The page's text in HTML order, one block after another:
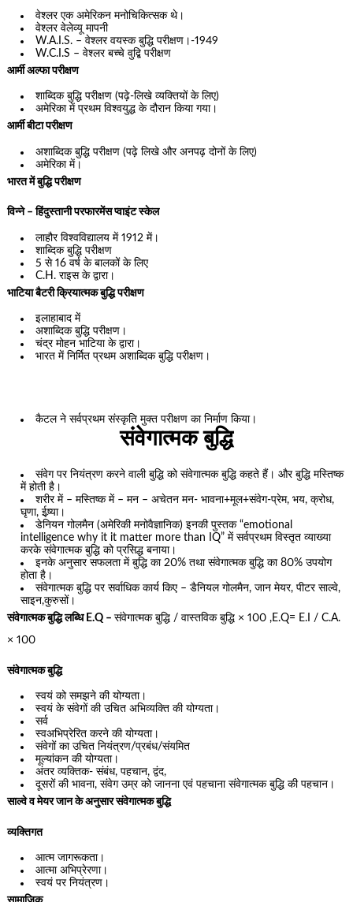
वेश्लर एक अमेरिकन मनोचिकित्सक थे।
वेश्लर वेलेव्यू मापनी
W.A.I.S. – वेश्लर वयस्क बुद्धि परीक्षण।-1949
W.C.I.S – वेश्लर बच्चे वुद्बि परीक्षण
आर्मी अल्फा परीक्षण
शाब्दिक बुद्धि परीक्षण (पढ़े-लिखे व्यक्तियों के लिए)
अमेरिका में प्रथम विश्वयुद्ध के दौरान किया गया।
आर्मी बीटा परीक्षण
अशाब्दिक बुद्धि परीक्षण (पढ़े लिखे और अनपढ़ दोनों के लिए)
अमेरिका में।
भारत में बुद्धि परीक्षण
विन्ने – हिंदुस्तानी परफारमेंस प्वाइंट स्केल
लाहौर विश्वविद्यालय में 1912 में।
शाब्दिक बुद्धि परीक्षण
5 से 16 वर्ष के बालकों के लिए
C.H. राइस के द्वारा।
भाटिया बैटरी क्रियात्मक बुद्धि परीक्षण
इलाहाबाद में
अशाब्दिक बुद्धि परीक्षण।
चंद्र मोहन भाटिया के द्वारा।
भारत में निर्मित प्रथम अशाब्दिक बुद्धि परीक्षण।
कैटल ने सर्वप्रथम संस्कृति मुक्त परीक्षण का निर्माण किया।
संवेगात्मक बुद्धि
संवेग पर नियंत्रण करने वाली बुद्धि को संवेगात्मक बुद्धि कहते हैं। और बुद्धि मस्तिष्क
में होती है।
शरीर में – मस्तिष्क में – मन – अचेतन मन- भावना+मूल+संवेग-प्रेम, भय, क्रोध,
घृणा, ईष्र्या।
डेनियन गोलमैन (अमेरिकी मनोवैज्ञानिक) इनकी पुस्तक “emotional
intelligence why it it matter more than IQ” में सर्वप्रथम विस्तृत व्याख्या
करके संवेगात्मक बुद्धि को प्रसिद्ध बनाया।
इनके अनुसार सफलता में बुद्धि का 20% तथा संवेगात्मक बुद्धि का 80% उपयोग
होता है।
संवेगात्मक बुद्धि पर सर्वाधिक कार्य किए – डैनियल गोलमैन, जान मेयर, पीटर साल्वे,
साइन,कुरुसों।
संवेगात्मक बुद्धि लब्धि E.Q – संवेगात्मक बुद्धि / वास्तविक बुद्धि × 100 ,E.Q= E.I / C.A.
× 100
संवेगात्मक बुद्धि
स्वयं को समझने की योग्यता।
स्वयं के संवेगों की उचित अभिव्यक्ति की योग्यता।
सर्व
स्वअभिप्रेरित करने की योग्यता।
संवेगों का उचित नियंत्रण/प्रबंध/संयमित
मूल्यांकन की योग्यता।
अंतर व्यक्तिक- संबंध, पहचान, द्वंद,
दूसरों की भावना, संवेग उम्र को जानना एवं पहचाना संवेगात्मक बुद्धि की पहचान।
साल्वे व मेयर जान के अनुसार संवेगात्मक बुद्धि
व्यक्तिगत
आत्म जागरूकता।
आत्मा अभिप्रेरणा।
स्वयं पर नियंत्रण।